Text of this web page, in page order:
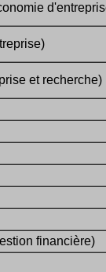
et recherche)
financière)